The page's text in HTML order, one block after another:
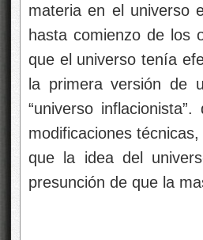
materia en el universo
hasta comienzo de los
que el universo tenía
la primera versión de
“universo
modificaciones
que la idea del
presunción de que la